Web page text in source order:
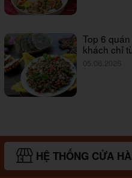
Top 6
khách chỉ
05.06.2025
HỆ THỐNG CỬA